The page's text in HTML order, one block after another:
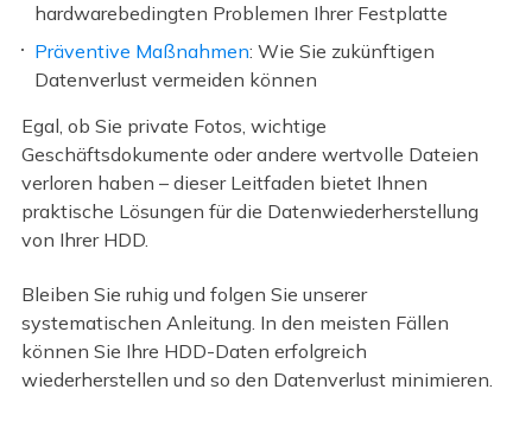
hardwarebedingten Problemen Ihrer Festplatte
Präventive Maßnahmen: Wie Sie zukünftigen
Datenverlust vermeiden können
Egal, ob Sie private Fotos, wichtige
Geschäftsdokumente oder andere wertvolle Dateien
verloren haben – dieser Leitfaden bietet Ihnen
praktische Lösungen für die Datenwiederherstellung
von Ihrer HDD.
Bleiben Sie ruhig und folgen Sie unserer
systematischen Anleitung. In den meisten Fällen
können Sie Ihre HDD-Daten erfolgreich
wiederherstellen und so den Datenverlust minimieren.